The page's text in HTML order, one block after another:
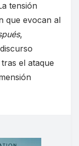
tensión
que evocan al
,
el ataque